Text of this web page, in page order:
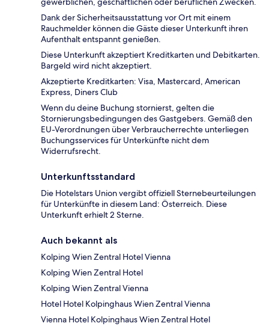
Dank der Sicherheitsausstattung vor Ort mit einem
Rauchmelder können die Gäste dieser Unterkunft ihren
Aufenthalt entspannt genießen.
Diese Unterkunft akzeptiert Kreditkarten und Debitkarten.
Bargeld wird nicht akzeptiert.
Akzeptierte Kreditkarten: Visa, Mastercard, American
Express, Diners Club
Wenn du deine Buchung stornierst, gelten die
Stornierungsbedingungen des Gastgebers. Gemäß den
EU-Verordnungen über Verbraucherrechte unterliegen
Buchungsservices für Unterkünfte nicht dem
Widerrufsrecht.
Unterkunftsstandard
Die Hotelstars Union vergibt offiziell Sternebeurteilungen
für Unterkünfte in diesem Land: Österreich. Diese
Unterkunft erhielt 2 Sterne.
Auch bekannt als
Kolping Wien Zentral Hotel Vienna
Kolping Wien Zentral Hotel
Kolping Wien Zentral Vienna
Hotel Hotel Kolpinghaus Wien Zentral Vienna
Vienna Hotel Kolpinghaus Wien Zentral Hotel